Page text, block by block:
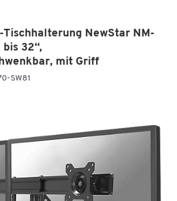
NewStar NM-
bis 32“,
mit Griff
SW81